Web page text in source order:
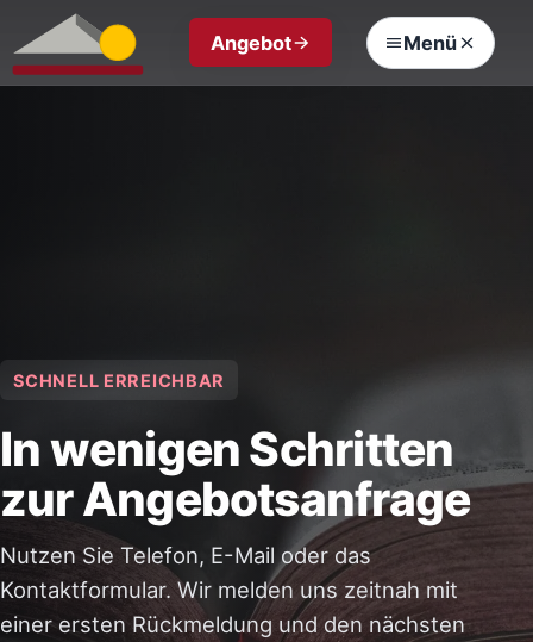
Angebot Menü
SCHNELL ERREICHBAR
In wenigen Schritten
zur Angebotsanfrage
Nutzen Sie Telefon, E-Mail oder das
Kontaktformular. Wir melden uns zeitnah mit
einer ersten Rückmeldung und den nächsten